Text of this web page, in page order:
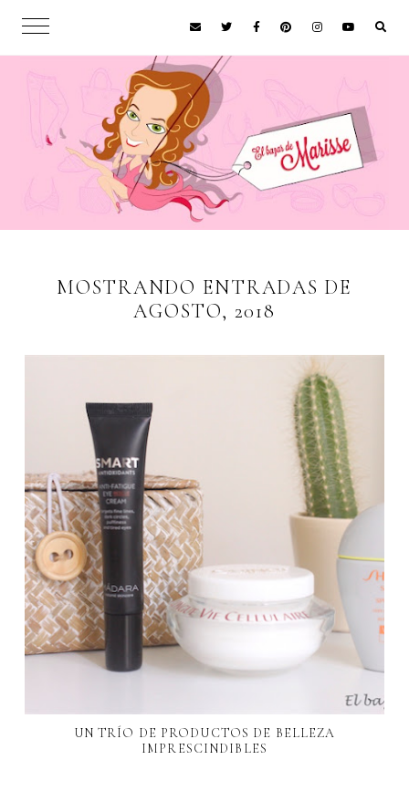
MOSTRANDO ENTRADAS DE
AGOSTO, 2018
UN TRÍO DE PRODUCTOS DE BELLEZA
IMPRESCINDIBLES